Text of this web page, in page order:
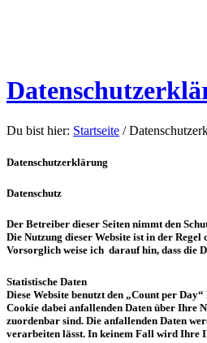
Du bist hier: Startseite /
Datenschutzerklärung
Datenschutz
Der Betreiber dieser Seiten nimmt den
Die Nutzung dieser Website ist in der Regel
Vorsorglich weise ich darauf hin, dass die
Statistische Daten
Diese Website benutzt den „Count per
Cookie dabei anfallenden Daten über Ihre
zuordenbar sind. Die anfallenden Daten
verarbeiten lässt. In keinem Fall wird Ihre